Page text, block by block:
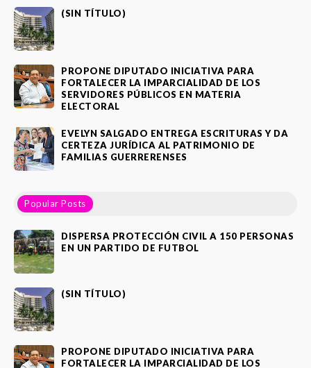
(SIN TÍTULO)
PROPONE DIPUTADO INICIATIVA PARA
FORTALECER LA IMPARCIALIDAD DE LOS
SERVIDORES PÚBLICOS EN MATERIA
ELECTORAL
EVELYN SALGADO ENTREGA ESCRITURAS Y DA
CERTEZA JURÍDICA AL PATRIMONIO DE
FAMILIAS GUERRERENSES
Popular Posts
DISPERSA PROTECCIÓN CIVIL A 150 PERSONAS
EN UN PARTIDO DE FUTBOL
(SIN TÍTULO)
PROPONE DIPUTADO INICIATIVA PARA
FORTALECER LA IMPARCIALIDAD DE LOS